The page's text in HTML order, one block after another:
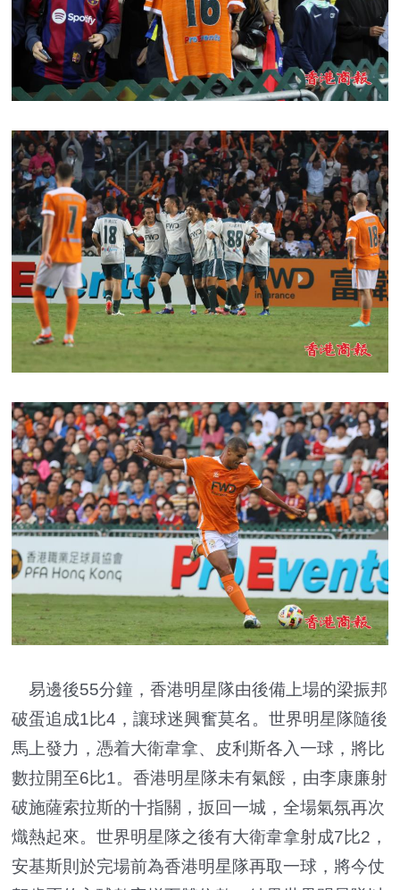
易邊後55分鐘，香港明星隊由後備上場的梁振邦
破蛋追成1比4，讓球迷興奮莫名。世界明星隊隨後
馬上發力，憑着大衛韋拿、皮利斯各入一球，將比
數拉開至6比1。香港明星隊未有氣餒，由李康廉射
破施薩索拉斯的十指關，扳回一城，全場氣氛再次
熾熱起來。世界明星隊之後有大衛韋拿射成7比2，
安基斯則於完場前為香港明星隊再取一球，將今仗